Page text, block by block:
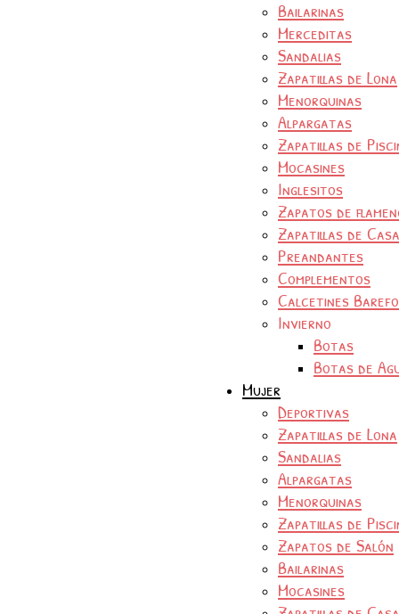
Bailarinas
Merceditas
Sandalias
Zapatillas de Lona
Menorquinas
Alpargatas
Zapatillas de
Mocasines
Inglesitos
Zapatos de
Zapatillas de Casa
Preandantes
Complementos
Calcetines
Invierno
Botas
Botas de
Mujer
Deportivas
Zapatillas de Lona
Sandalias
Alpargatas
Menorquinas
Zapatillas de
Zapatos de Salón
Bailarinas
Mocasines